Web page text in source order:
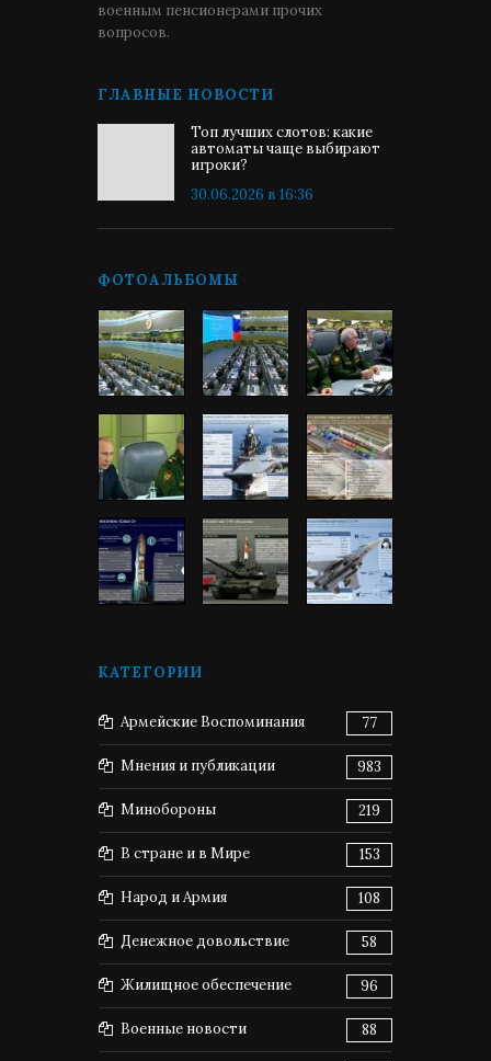
военным пенсионерами прочих
вопросов.
ГЛАВНЫЕ НОВОСТИ
Топ лучших слотов: какие
автоматы чаще выбирают
игроки?
30.06.2026 в 16:36
ФОТОАЛЬБОМЫ
КАТЕГОРИИ
Армейские Воспоминания 77
Мнения и публикации 983
Минобороны 219
В стране и в Мире 153
Народ и Армия 108
Денежное довольствие 58
Жилищное обеспечение 96
Военные новости 88